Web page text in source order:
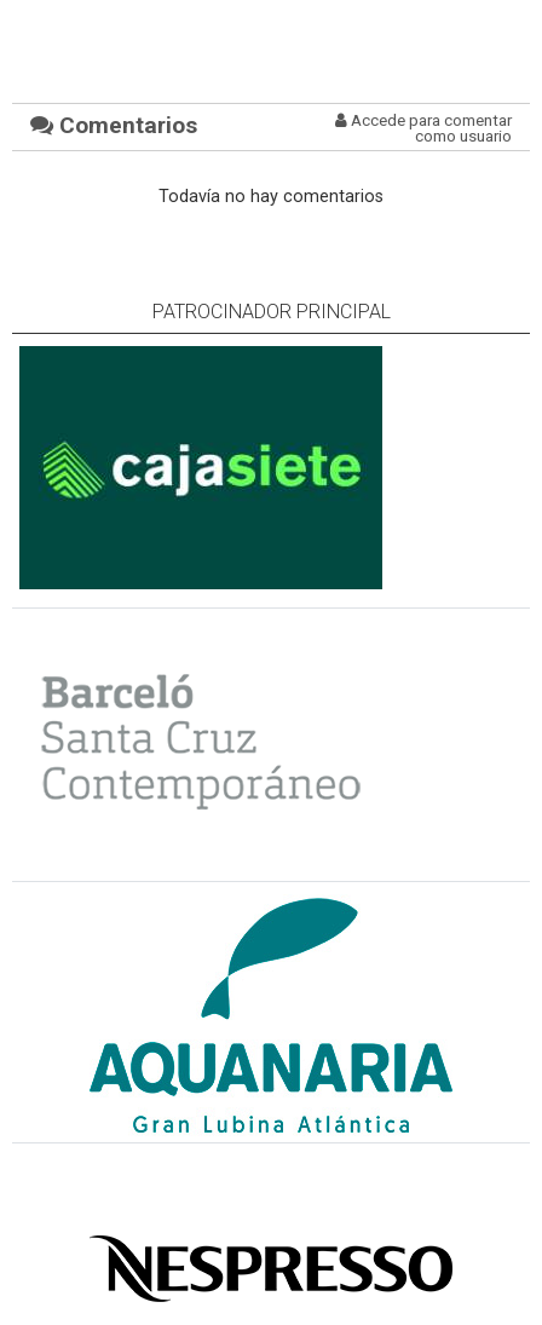
Comentarios
Accede para comentar
como usuario
Todavía no hay comentarios
PATROCINADOR PRINCIPAL